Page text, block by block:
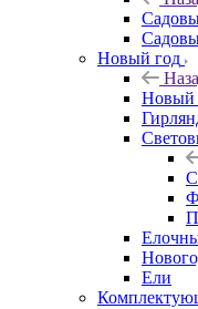
Новый год
Новый
Ели